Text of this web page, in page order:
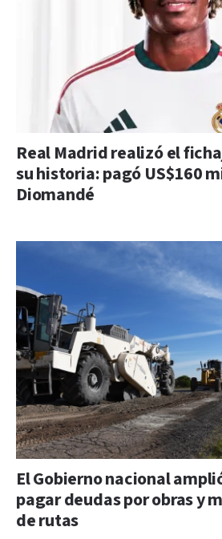
Real Madrid realizó el
su historia: pagó US$160
Diomandé
El Gobierno nacional
pagar deudas por obras y
de rutas